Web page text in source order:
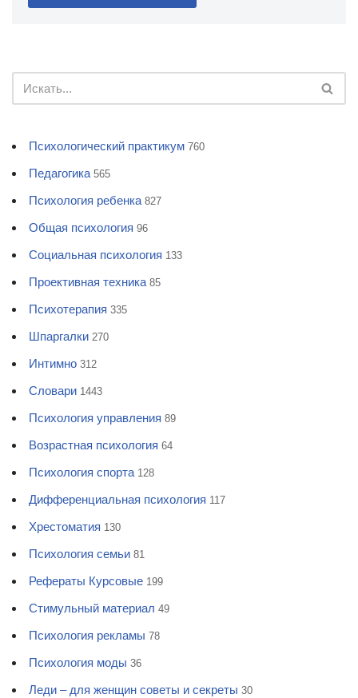
Психологический практикум 760
Педагогика 565
Психология ребенка 827
Общая психология 96
Социальная психология 133
Проективная техника 85
Психотерапия 335
Шпаргалки 270
Интимно 312
Словари 1443
Психология управления 89
Возрастная психология 64
Психология спорта 128
Дифференциальная психология 117
Хрестоматия 130
Психология семьи 81
Рефераты Курсовые 199
Стимульный материал 49
Психология рекламы 78
Психология моды 36
Леди – для женщин советы и секреты 30